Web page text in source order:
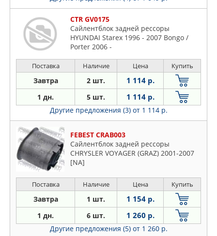
CTR GV0175
Сайлентблок задней рессоры
HYUNDAI Starex 1996 - 2007 Bongo /
Porter 2006 -
Поставка Наличие Цена Купить
Завтра 2 шт. 1 114 р.
1 дн. 5 шт. 1 114 р.
Другие предложения (3) от 1 114 р.
FEBEST CRAB003
Сайлентблок задней рессоры
CHRYSLER VOYAGER (GRAZ) 2001-2007
[NA]
Поставка Наличие Цена Купить
Завтра 1 шт. 1 154 р.
1 дн. 6 шт. 1 260 р.
Другие предложения (5) от 1 260 р.